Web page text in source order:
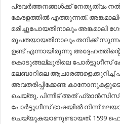
പ്രവർത്തനങ്ങൾക്ക് നേതൃത്വം
കേരളത്തിൽ എത്തുന്നത്.
മരിച്ചുപോയതിനാലും അങ്കമാലി
രൂപതയായതിനാലും തനിക്ക്
ഉണ്ട് എന്നായിരുന്നു
കൊടുങ്ങല്ലൂരിലെ പോർട്ടുഗീസ്
മലബാറിലെ
അവതരിപ്പിക്കേണ്ട
ചെയ്തു. പിന്നീട് അത്
പോർട്ടുഗീസ് ഭാഷയിൽ നിന്ന്
ചെയ്യുകയാണുണ്ടായത്. 1599